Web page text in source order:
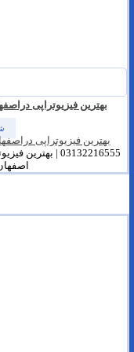
بهترین فیزیوتراپی دراصفهان |
بهترین فیزیوتراپی
03132216555 |